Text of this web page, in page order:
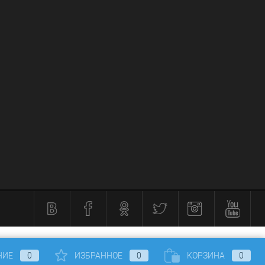
0 ИЗБРАННОЕ 0 КОРЗИНА 0